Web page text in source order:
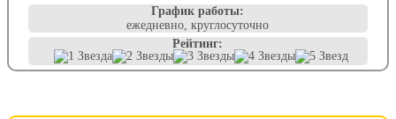
График работы:
ежедневно, круглосуточно
Рейтинг: